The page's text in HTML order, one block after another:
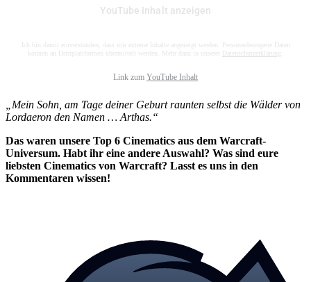
YouTube Inhalt anzeigen
Ich bin damit einverstanden, dass mir externe Inhalte angezeigt werden. Personenbezogene Daten
können an Drittplattformen übermittelt werden. Mehr dazu in unserer Datenschutzerklärung
Link zum YouTube Inhalt
„Mein Sohn, am Tage deiner Geburt raunten selbst die Wälder von
Lordaeron den Namen … Arthas.“
Das waren unsere Top 6 Cinematics aus dem Warcraft-
Universum. Habt ihr eine andere Auswahl? Was sind eure
liebsten Cinematics von Warcraft? Lasst es uns in den
Kommentaren wissen!